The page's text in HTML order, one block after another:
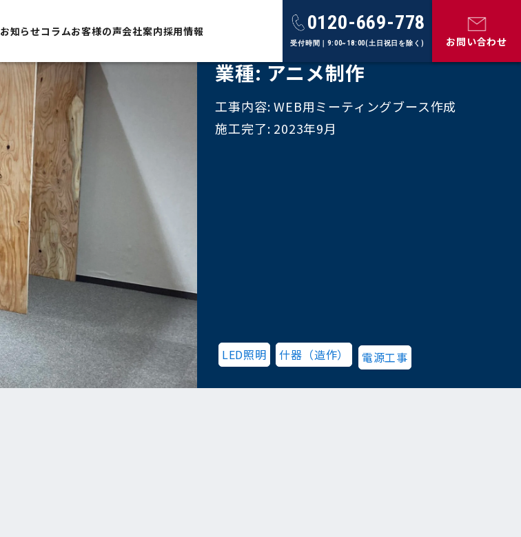
お知らせコラムお客様の声会社案内採用情報 0120-669-778
受付時間｜9:00~18:00(土日祝日を除く) お問い合わせ
業種: アニメ制作
工事内容: WEB用ミーティングブース作成
施工完了: 2023年9月
LED照明 什器（造作） 電源工事